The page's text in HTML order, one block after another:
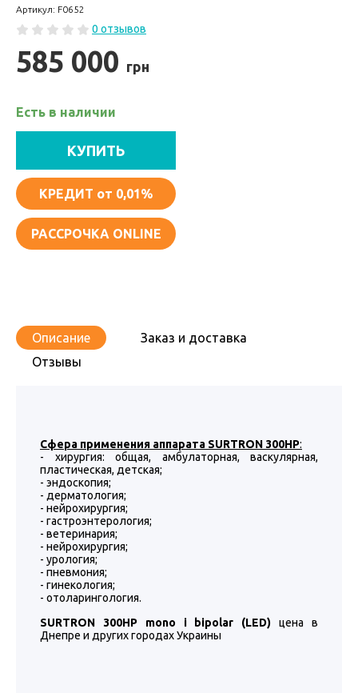
Артикул: F0652
0 отзывов
585 000 грн
Есть в наличии
КУПИТЬ
КРЕДИТ от 0,01%
РАССРОЧКА ONLINE
Описание
Заказ и доставка
Отзывы
Сфера применения аппарата SURTRON 300HP:
- хирургия: общая, амбулаторная, васкулярная,
пластическая, детская;
- эндоскопия;
- дерматология;
- нейрохирургия;
- гастроэнтерология;
- ветеринария;
- нейрохирургия;
- урология;
- пневмония;
- гинекология;
- отоларингология.
SURTRON 300HP mono i bipolar (LED)цена в
Днепре и других городах Украины